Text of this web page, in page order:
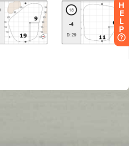
H
E
L
P